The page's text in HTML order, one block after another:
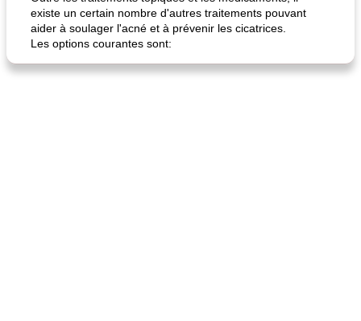
existe un certain nombre d'autres traitements pouvant
aider à soulager l'acné et à prévenir les cicatrices.
Les options courantes sont: